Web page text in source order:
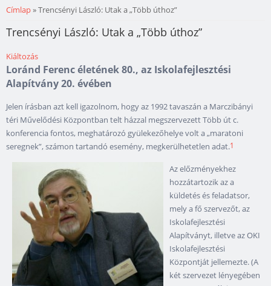
Jelenlegi hely
Címlap» Trencsényi László: Utak a „Több úthoz”
Trencsényi László: Utak a „Több úthoz”
Kiáltozás
Loránd Ferenc életének 80., az Iskolafejlesztési
Alapítvány 20. évében
Jelen írásban azt kell igazolnom, hogy az 1992 tavaszán a Marczibányi
téri Művelődési Központban telt házzal megszervezett Több út c.
konferencia fontos, meghatározó gyülekezőhelye volt a „maratoni
seregnek”, számon tartandó esemény, megkerülhetetlen adat.1
Az előzményekhez
hozzátartozik az a
küldetés és feladatsor,
mely a fő szervezőt, az
Iskolafejlesztési
Alapítványt, illetve az OKI
Iskolafejlesztési
Központját jellemezte. (A
két szervezet lényegében